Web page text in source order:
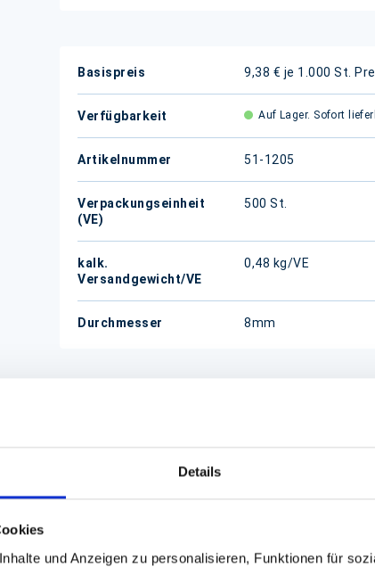
Details
und Anzeigen zu personalisieren, Funktionen für
Weitere
Basispreis 9,38 € je 1.000 St.
Verfügbarkeit Auf Lager. Sofort
Artikelnummer 51-1205
Verpackungseinheit
(VE)
500 St.
kalk.
Versandgewicht/VE
0,48 kg/VE
Durchmesser 8mm
15cm 'reusable straws'
sind vollständig recycelbar und
Industrie- und Haushaltsgeschirrspülern